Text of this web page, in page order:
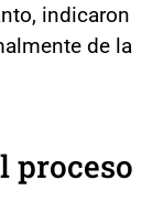
indicaron
de la
proceso